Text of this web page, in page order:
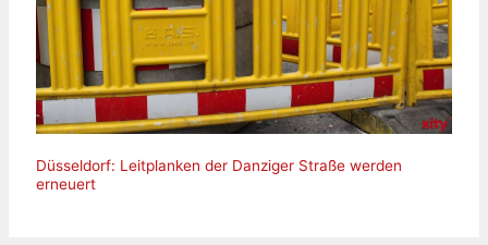
Düsseldorf: Leitplanken der Danziger Straße werden
erneuert